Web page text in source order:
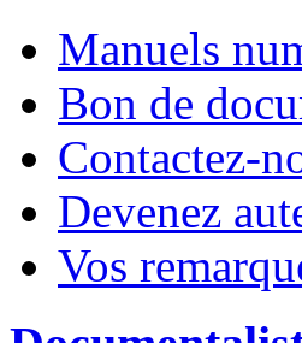
Manuels
Bon de
Contactez-
Devenez
Vos